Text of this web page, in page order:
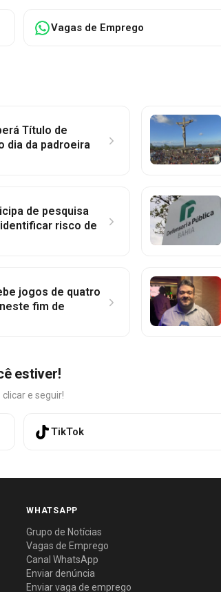
Vagas de Emprego
Título de
dia da padroeira
de pesquisa
risco de
jogos de quatro
fim de
estiver!
e seguir!
TikTok
WHATSAPP
Grupo de Notícias
Vagas de Emprego
Canal WhatsApp
Enviar denúncia
Enviar vaga de emprego